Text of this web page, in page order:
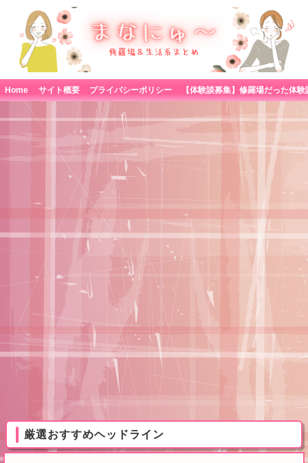
Home サイト概要 プライバシーポリシー
厳選おすすめヘッドライン